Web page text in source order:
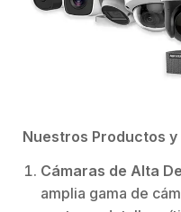
Nuestros Productos y
Cámaras de Alta
amplia gama de